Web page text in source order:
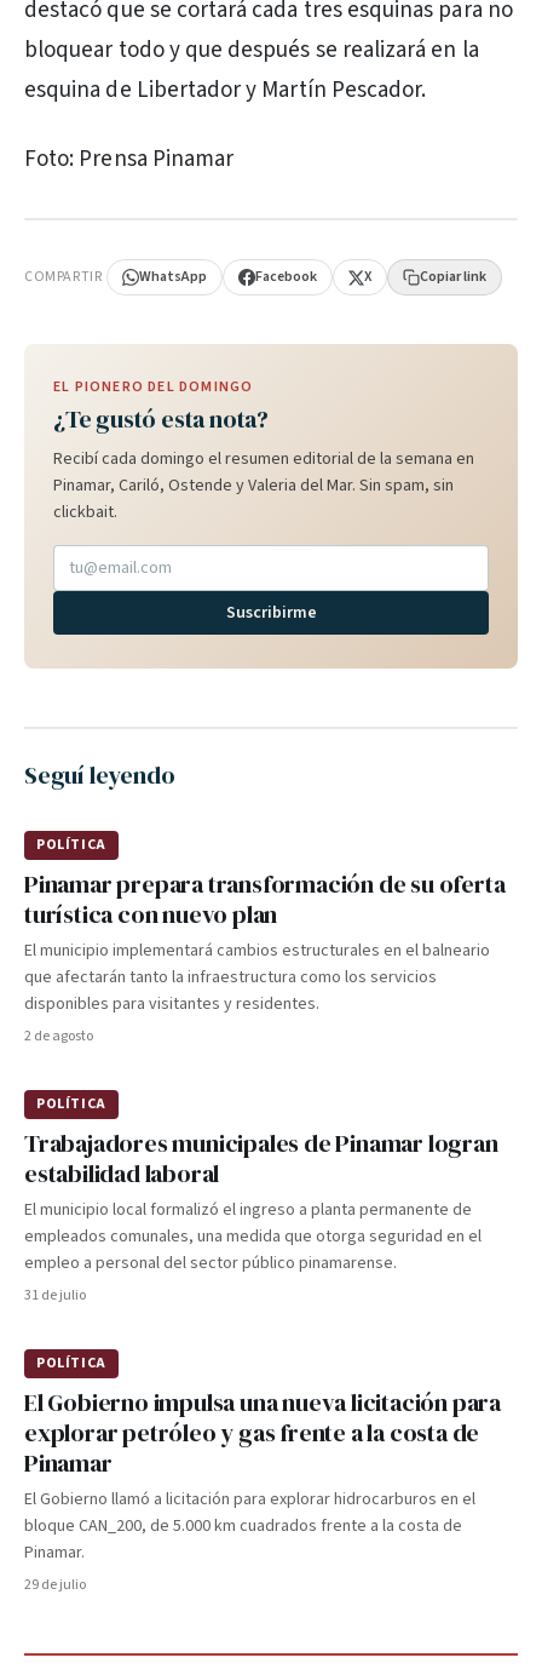
destacó que se cortará cada tres esquinas para no
bloquear todo y que después se realizará en la
esquina de Libertador y Martín Pescador.
Foto: Prensa Pinamar
COMPARTIR WhatsApp Facebook X Copiar link
EL PIONERO DEL DOMINGO
¿Te gustó esta nota?
Recibí cada domingo el resumen editorial de la semana en
Pinamar, Cariló, Ostende y Valeria del Mar. Sin spam, sin
clickbait.
Suscribirme
Seguí leyendo
POLÍTICA
Pinamar prepara transformación de su oferta
turística con nuevo plan
El municipio implementará cambios estructurales en el balneario
que afectarán tanto la infraestructura como los servicios
disponibles para visitantes y residentes.
2 de agosto
POLÍTICA
Trabajadores municipales de Pinamar logran
estabilidad laboral
El municipio local formalizó el ingreso a planta permanente de
empleados comunales, una medida que otorga seguridad en el
empleo a personal del sector público pinamarense.
31 de julio
POLÍTICA
El Gobierno impulsa una nueva licitación para
explorar petróleo y gas frente a la costa de
Pinamar
El Gobierno llamó a licitación para explorar hidrocarburos en el
bloque CAN_200, de 5.000 km cuadrados frente a la costa de
Pinamar.
29 de julio